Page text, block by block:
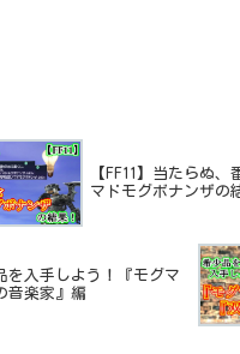
【FF11】当たらぬ、
マドモグボナンザの
を入手しよう！『モグマ
音楽家』編